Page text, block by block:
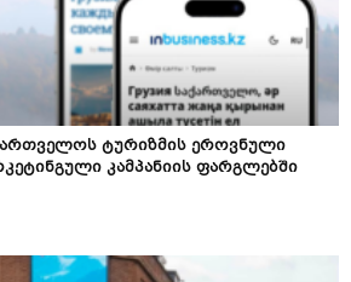
ტურიზმის ეროვნული
კამპანიის ფარგლებში